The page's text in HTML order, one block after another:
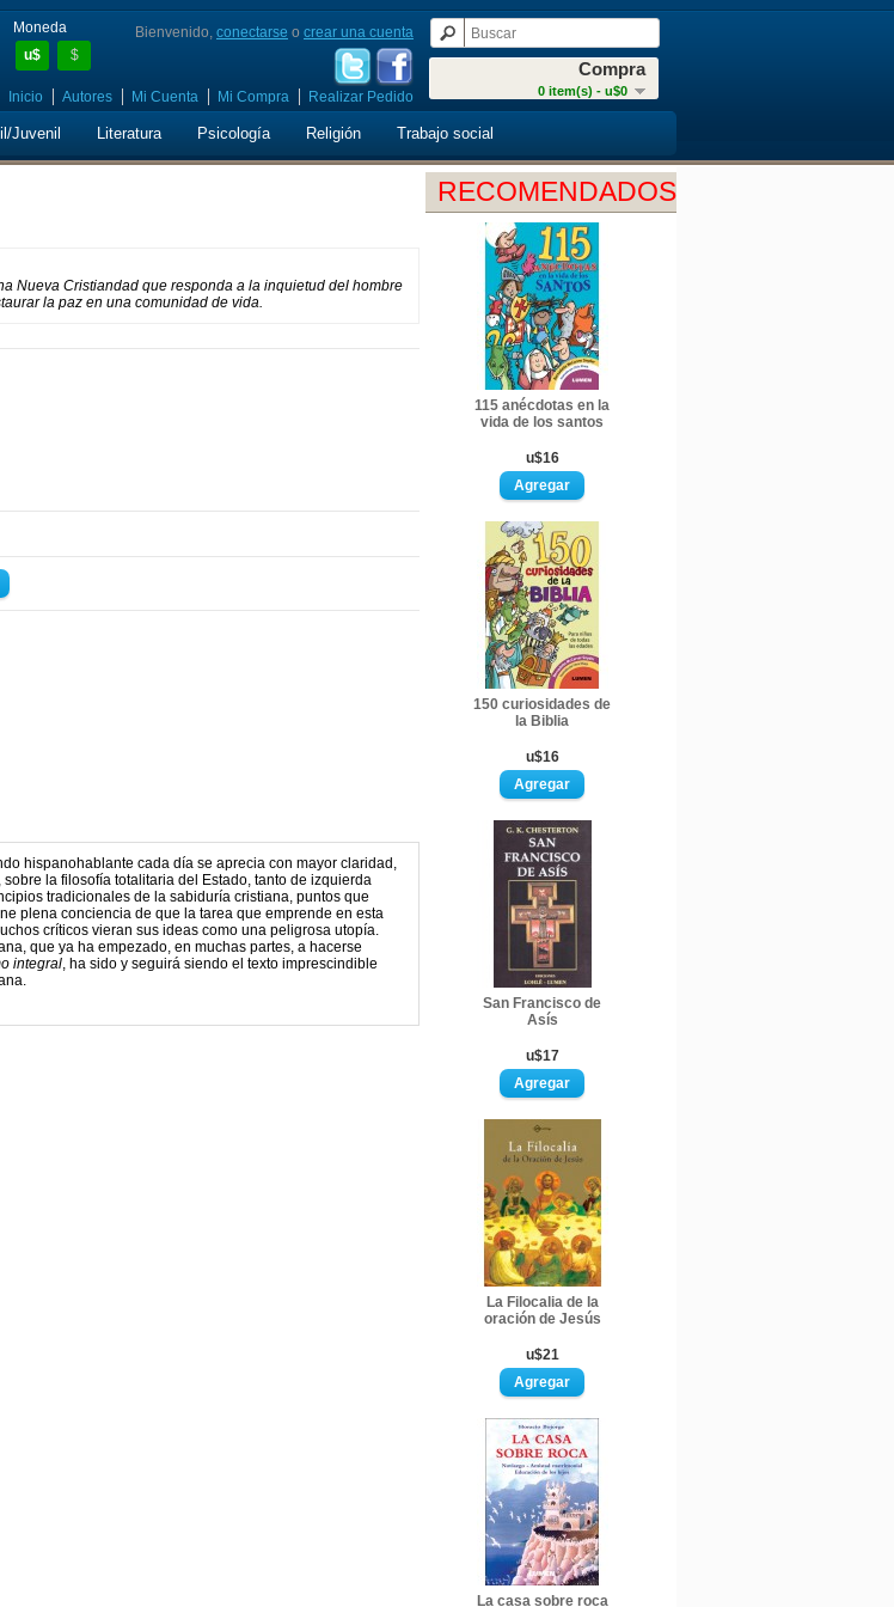
Moneda
u$
$
Compra
0 item(s) - u$0
Bienvenido, conectarse o crear una cuenta
Inicio Autores Mi Cuenta Mi Compra Realizar Pedido
Juvenil Literatura Psicología Religión Trabajo social
RECOMENDADOS
115 anécdotas en la
vida de los santos
u$16
150 curiosidades de
la Biblia
u$16
San Francisco de
Asís
u$17
La Filocalia de la
oración de Jesús
u$21
La casa sobre roca
Nueva Cristiandad que responda a la inquietud del hombre
la paz en una comunidad de vida.
hispanohablante cada día se aprecia con mayor claridad,
la filosofía totalitaria del Estado, tanto de izquierda
tradicionales de la sabiduría cristiana, puntos que
plena conciencia de que la tarea que emprende en esta
críticos vieran sus ideas como una peligrosa utopía.
que ya ha empezado, en muchas partes, a hacerse
integral, ha sido y seguirá siendo el texto imprescindible